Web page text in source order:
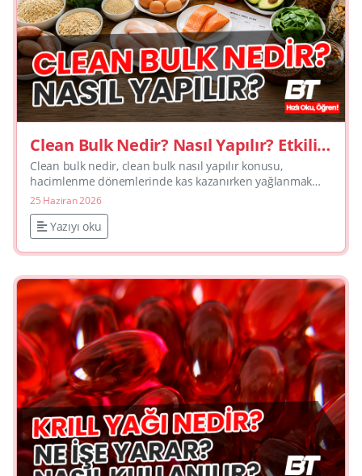
Clean Bulk Nedir? Nasıl Yapılır? Etkili
Hacimlenme Rehberi
Clean bulk nedir, clean bulk nasıl yapılır konusu,
hacimlenme dönemlerinde kas kazanırken yağlanmak
istemeyenlerin en çok araştırdığı başlıklardan biri. Bu
yazıda cl...
25 Haziran 2026
Yazıyı oku